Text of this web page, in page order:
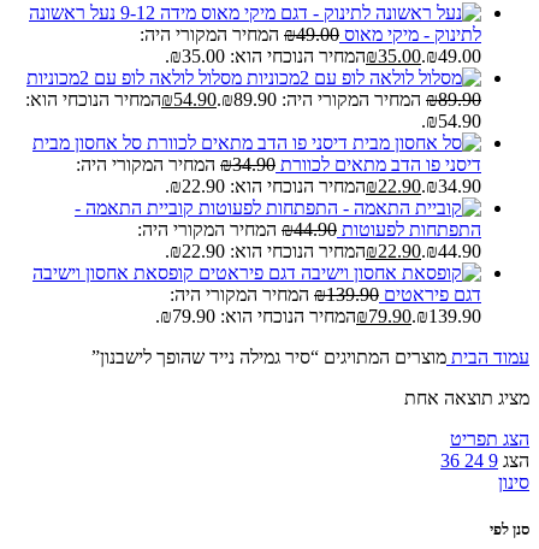
נעל ראשונה
לתינוק - מיקי מאוס
₪49.00
המחיר המקורי היה:
₪49.00.
₪35.00
המחיר הנוכחי הוא: ₪35.00.
מסלול לולאה לופ עם 2מכוניות
₪89.90 המחיר המקורי היה: ₪89.90. ₪54.90
המחיר הנוכחי הוא:
₪54.90.
סל אחסון מבית
דיסני פו הדב מתאים לכוורת
₪34.90
המחיר המקורי היה:
₪34.90.
₪22.90
המחיר הנוכחי הוא: ₪22.90.
קוביית התאמה -
התפתחות לפעוטות
₪44.90
המחיר המקורי היה:
₪44.90.
₪22.90
המחיר הנוכחי הוא: ₪22.90.
קופסאת אחסון וישיבה
דגם פיראטים
₪139.90
המחיר המקורי היה:
₪139.90.
₪79.90
המחיר הנוכחי הוא: ₪79.90.
עמוד הבית מוצרים המתויגים “סיר גמילה נייד שהופך לישבנון”
מציג תוצאה אחת
הצג תפריט
הצג 9
24
36
סינון
סנן לפי